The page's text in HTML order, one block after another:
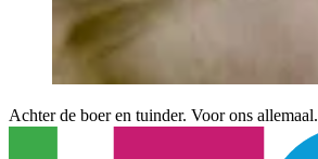
Achter de boer en tuinder. Voor ons allemaal.